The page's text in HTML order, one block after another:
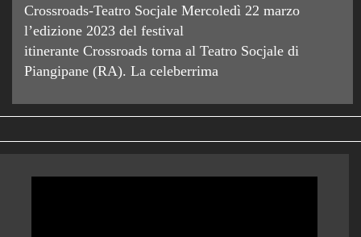
Crossroads-Teatro Socjale Mercoledì 22 marzo
l’edizione 2023 del festival
itinerante Crossroads torna al Teatro Socjale di
Piangipane (RA). La celeberrima